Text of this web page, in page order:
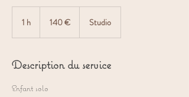
1 h 140 € Studio
Description du service
Enfant solo